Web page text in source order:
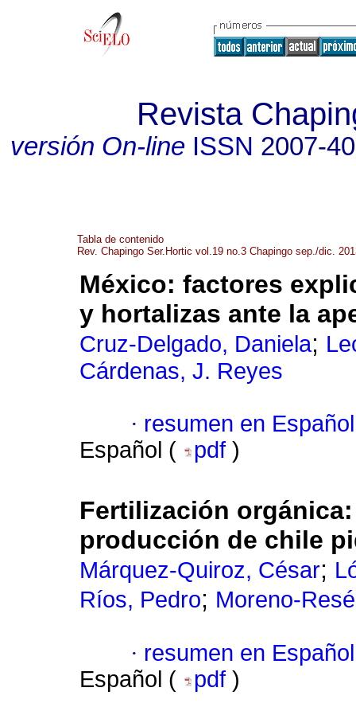
Revista
versión On-lineISSN 2007-
Tabla de contenido
Rev. Chapingo Ser.Hortic vol.19 no.3 Chapingo sep./dic.
México: factores
y hortalizas ante la
Cruz-Delgado, Daniela;
Cárdenas, J. Reyes
· resumen en Español
Español (
pdf )
Fertilización orgánica
producción de chile
Márquez-Quiroz, César;
Ríos, Pedro; Moreno-
· resumen en Español
Español (
pdf )